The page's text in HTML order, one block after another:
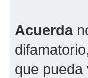
Acuerda
que pueda